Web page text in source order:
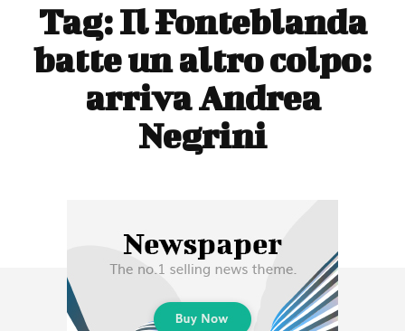
Tag:Il Fonteblanda
batte un altro colpo:
arriva Andrea
Negrini